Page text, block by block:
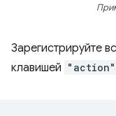
Зарегистрируйте
клавишей "action"